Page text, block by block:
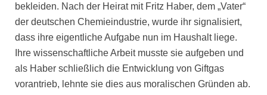
bekleiden. Nach der Heirat mit Fritz Haber, dem „Vater“
der deutschen Chemieindustrie, wurde ihr signalisiert,
dass ihre eigentliche Aufgabe nun im Haushalt liege.
Ihre wissenschaftliche Arbeit musste sie aufgeben und
als Haber schließlich die Entwicklung von Giftgas
vorantrieb, lehnte sie dies aus moralischen Gründen ab.